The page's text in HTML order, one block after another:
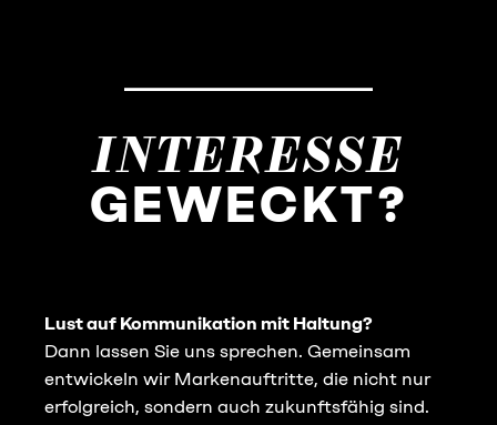
INTERESSE
GEWECKT?
Lust auf Kommunikation mit Haltung?
Dann lassen Sie uns sprechen. Gemeinsam
entwickeln wir Markenauftritte, die nicht nur
erfolgreich, sondern auch zukunftsfähig sind.